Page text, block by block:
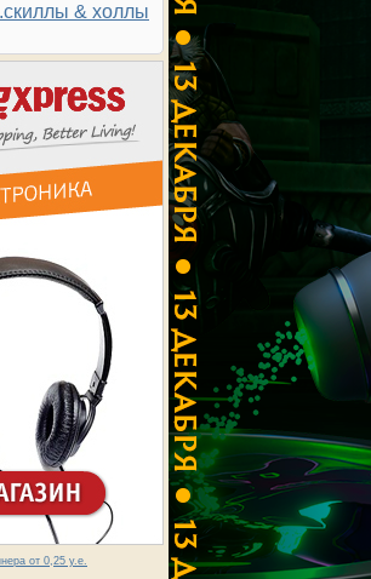
& холлы
от 0,25 у.е.